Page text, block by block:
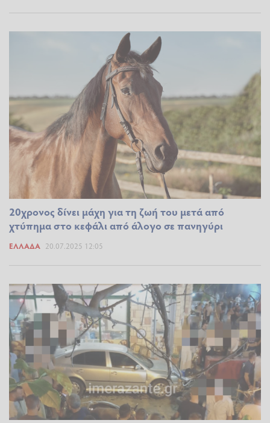
20χρονος δίνει μάχη για τη ζωή του μετά από
χτύπημα στο κεφάλι από άλογο σε πανηγύρι
ΕΛΛΆΔΑ 20.07.2025 12:05